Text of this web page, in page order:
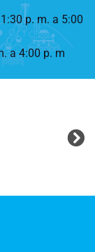
p. m. a 5:00
a 4:00 p. m